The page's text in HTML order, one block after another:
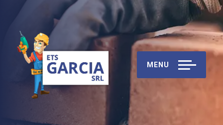
MENU